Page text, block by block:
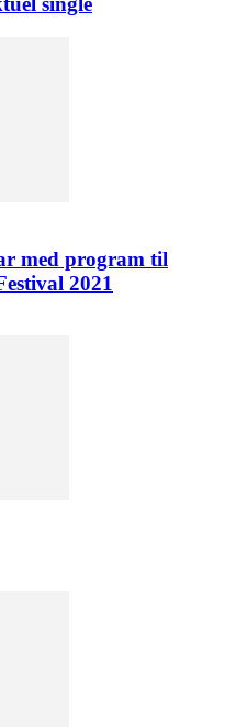
med program til
2021